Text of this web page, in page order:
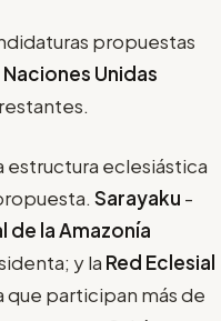
propuestas
Naciones Unidas
estructura eclesiástica
Sarayaku -
la Amazonía
y la Red Eclesial
que participan más de